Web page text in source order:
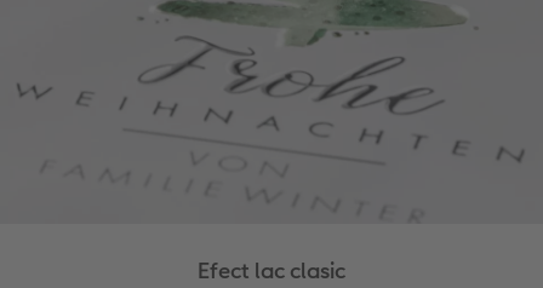
Efect lac clasic